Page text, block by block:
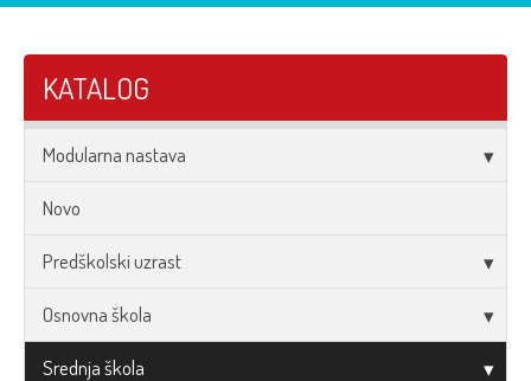
KATALOG
Modularna nastava
Novo
Predškolski uzrast
Osnovna škola
Srednja škola